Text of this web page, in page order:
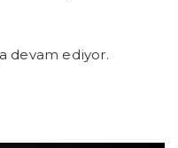
devam ediyor.